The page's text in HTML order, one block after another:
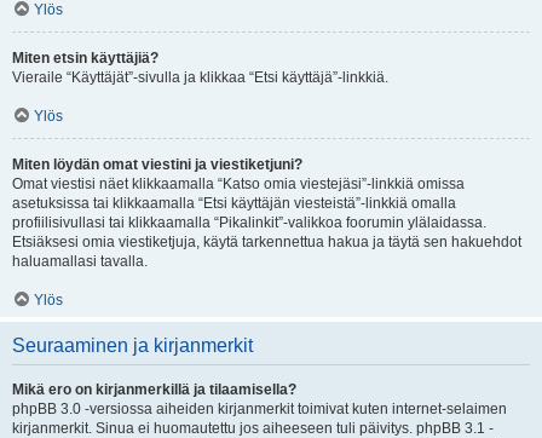
Ylös
Miten etsin käyttäjiä?
Vieraile “Käyttäjät”-sivulla ja klikkaa “Etsi käyttäjä”-linkkiä.
Ylös
Miten löydän omat viestini ja viestiketjuni?
Omat viestisi näet klikkaamalla “Katso omia viestejäsi”-linkkiä omissa
asetuksissa tai klikkaamalla “Etsi käyttäjän viesteistä”-linkkiä omalla
profiilisivullasi tai klikkaamalla “Pikalinkit”-valikkoa foorumin ylälaidassa.
Etsiäksesi omia viestiketjuja, käytä tarkennettua hakua ja täytä sen hakuehdot
haluamallasi tavalla.
Ylös
Seuraaminen ja kirjanmerkit
Mikä ero on kirjanmerkillä ja tilaamisella?
phpBB 3.0 -versiossa aiheiden kirjanmerkit toimivat kuten internet-selaimen
kirjanmerkit. Sinua ei huomautettu jos aiheeseen tuli päivitys. phpBB 3.1 -